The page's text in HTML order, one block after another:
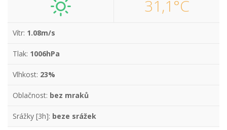
31,1°C
Vítr: 1.08m/s
Tlak: 1006hPa
Vlhkost: 23%
Oblačnost: bez mraků
Srážky [3h]: beze srážek